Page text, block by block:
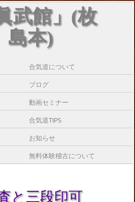
武館」(枚
島本)
合気道について
ブログ
動画セミナー
合気道TIPS
お知らせ
無料体験稽古について
と三段印可